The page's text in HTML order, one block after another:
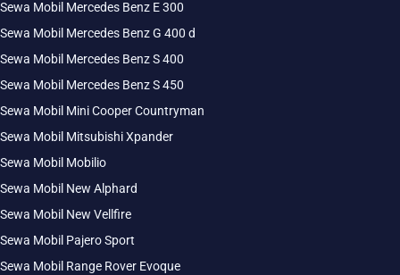
Sewa Mobil Mercedes Benz E 300
Sewa Mobil Mercedes Benz G 400 d
Sewa Mobil Mercedes Benz S 400
Sewa Mobil Mercedes Benz S 450
Sewa Mobil Mini Cooper Countryman
Sewa Mobil Mitsubishi Xpander
Sewa Mobil Mobilio
Sewa Mobil New Alphard
Sewa Mobil New Vellfire
Sewa Mobil Pajero Sport
Sewa Mobil Range Rover Evoque